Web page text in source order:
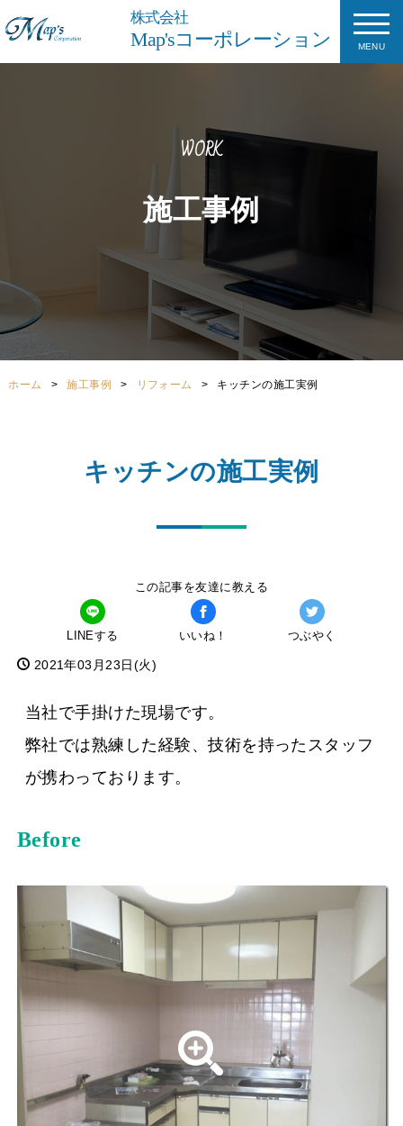
株式会社
Map'sコーポレーション MENU
WORK
施工事例
ホーム 施工事例 リフォーム キッチンの施工実例
キッチンの施工実例
この記事を友達に教える
LINEする いいね！ つぶやく
2021年03月23日(火)
当社で手掛けた現場です。
弊社では熟練した経験、技術を持ったスタッフ
が携わっております。
Before